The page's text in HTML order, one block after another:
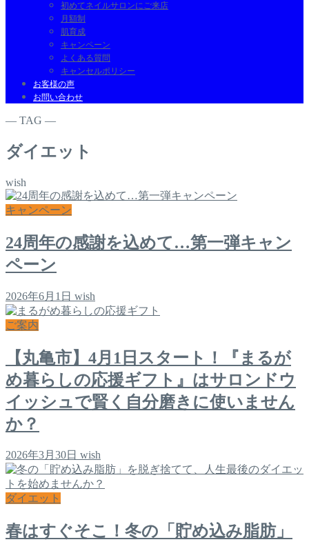
初めてネイルサロンにご来店
月額制
肌育成
キャンペーン
よくある質問
キャンセルポリシー
お客様の声
お問い合わせ
― TAG ―
ダイエット
wish
キャンペーン
24周年の感謝を込めて…第一弾キャン
ペーン
2026年6月1日 wish
ご案内
【丸亀市】4月1日スタート！『まるが
め暮らしの応援ギフト』はサロンドウ
イッシュで賢く自分磨きに使いません
か？
2026年3月30日 wish
ダイエット
春はすぐそこ！冬の「貯め込み脂肪」